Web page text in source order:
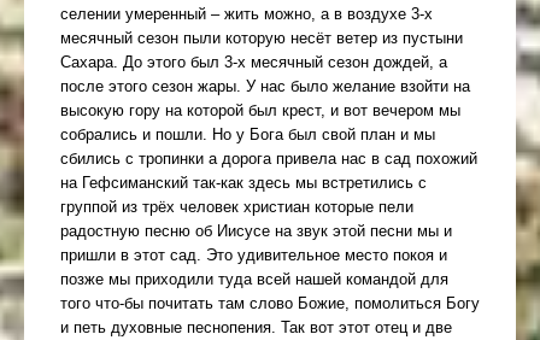
селении умеренный – жить можно, а в воздухе 3-х
месячный сезон пыли которую несёт ветер из пустыни
Сахара. До этого был 3-х месячный сезон дождей, а
после этого сезон жары. У нас было желание взойти на
высокую гору на которой был крест, и вот вечером мы
собрались и пошли. Но у Бога был свой план и мы
сбились с тропинки а дорога привела нас в сад похожий
на Гефсиманский так-как здесь мы встретились с
группой из трёх человек христиан которые пели
радостную песню об Иисусе на звук этой песни мы и
пришли в этот сад. Это удивительное место покоя и
позже мы приходили туда всей нашей командой для
того что-бы почитать там слово Божие, помолиться Богу
и петь духовные песнопения. Так вот этот отец и две